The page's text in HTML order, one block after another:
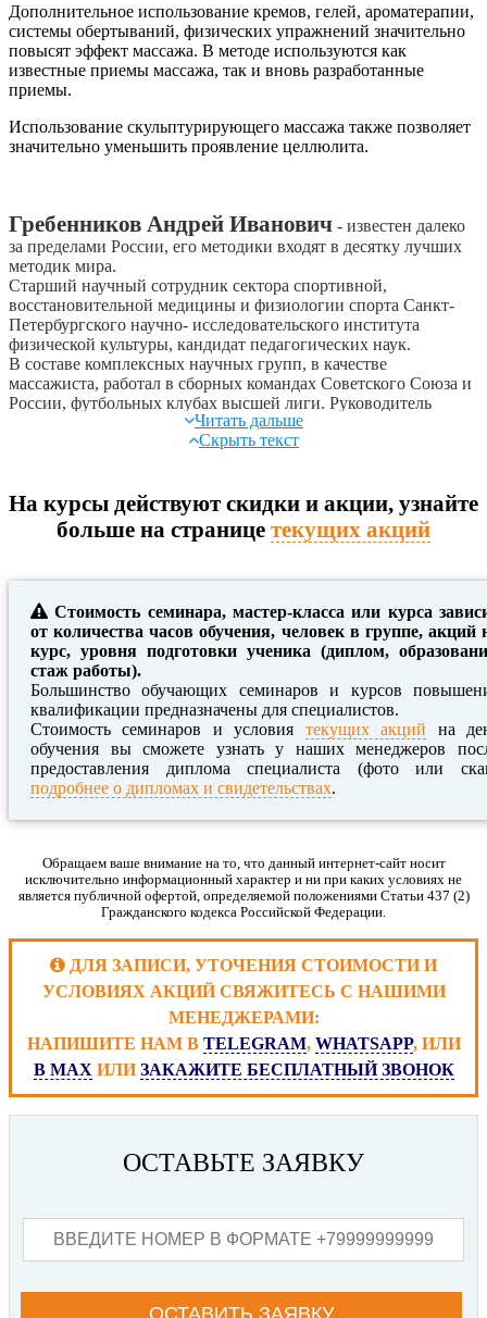
Дополнительное использование кремов, гелей, ароматерапии,
системы обертываний, физических упражнений значительно
повысят эффект массажа. В методе используются как
известные приемы массажа, так и вновь разработанные
приемы.
Использование скульптурирующего массажа также позволяет
значительно уменьшить проявление целлюлита.
Гребенников Андрей Иванович - известен далеко
за пределами России, его методики входят в десятку лучших
методик мира.
Старший научный сотрудник сектора спортивной,
восстановительной медицины и физиологии спорта Санкт-
Петербургского научно- исследовательского института
физической культуры, кандидат педагогических наук.
В составе комплексных научных групп, в качестве
массажиста, работал в сборных командах Советского Союза и
России, футбольных клубах высшей лиги. Руководитель
секции специалистов с физкультурным образованием
Национальной Федерации Массажистов.
специализированных журналах по проблемам массажа,
неоднократно принимал участие в крупнейших
российских и международных конгрессах и
Редактор журнала «Массаж. Эстетика тела».
Автор запатентованного метода Скульптурирующего массажа
и 5 изданных монографий по коррекции фигуры в России и за
рубежом.
Скульптурирующий массаж официально признан в России и
сертифицирован Европейской Федерацией массажа и
ароматерапии, широко применяется в Европе и некоторых
странах Южной Америки.
С 2001 года провёл более 350 семинаров в России, Австрии,
Испании, Латвии, Литве, Бельгии, Голландии, Гонконге,
Великобритании, США, Израиле, Дании, Эстонии, Украине,
Разработал свой уникальный подход к ученикам и к
донесению знаний.
Окончил ГДОИФК им П.Ф.Лесгафта, диплом с
отличием.
Автор запатентованных методик массажа, в том
числе «Скульптурирующий массаж», 68 научных работ
и 5 изданных монографий по проблемам массажа.
Провел более 380 семинаров в 37 странах мира.
Обучил более 5000 студентов.
Читать дальше
Скрыть текст
На курсы действуют скидки и акции, узнайте
больше на странице текущих акций
Стоимость семинара, мастер-класса или курса
от количества часов обучения, человек в группе, акций
курс, уровня подготовки ученика (диплом,
стаж работы).
Большинство обучающих семинаров и курсов
квалификации предназначены для специалистов.
Стоимость семинаров и условия текущих акций на
обучения вы сможете узнать у наших менеджеров
предоставления диплома специалиста (фото или
подробнее о дипломах и свидетельствах.
Обращаем ваше внимание на то, что данный интернет-сайт носит
исключительно информационный характер и ни при каких условиях не
является публичной офертой, определяемой положениями Статьи 437 (2)
Гражданского кодекса Российской Федерации.
ДЛЯ ЗАПИСИ, УТОЧЕНИЯ СТОИМОСТИ И
УСЛОВИЯХ АКЦИЙ СВЯЖИТЕСЬ С НАШИМИ
МЕНЕДЖЕРАМИ:
НАПИШИТЕ НАМ В TELEGRAM, WHATSAPP, ИЛИ
В MAX ИЛИЗАКАЖИТЕ БЕСПЛАТНЫЙ ЗВОНОК
ОСТАВЬТЕ ЗАЯВКУ